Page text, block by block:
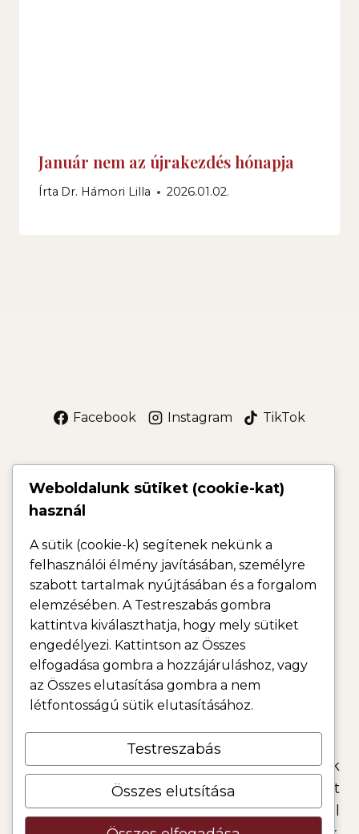
Január nem az újrakezdés hónapja
Írta Dr. Hámori Lilla 2026.01.02.
Facebook Instagram TikTok
HÍRLEVÉL
ÁLTALÁNOS SZERZŐDÉSI FELTÉTELEK
IMPRESSZUM SZERZŐI JOG FELELŐSSÉG KIZÁRÁSI
NYILATKOZAT
SÜTI (COOKIE)
2026 Dr. Hámori Lilla © Minden jog fenntartva!
Az oldalon szereplő anyagokat szerzői jog védi, Dr. Hámori Lilla
tulajdonát képezik.
A weboldalon található információk
kizárólag általános tájékoztatási célt
szolgálnak, egészséges életmóddal
Weboldalunk sütiket (cookie-kat)
használ
A sütik (cookie-k) segítenek nekünk a
felhasználói élmény javításában, személyre
szabott tartalmak nyújtásában és a forgalom
elemzésében. A Testreszabás gombra
kattintva kiválaszthatja, hogy mely sütiket
engedélyezi. Kattintson az Összes
elfogadása gombra a hozzájáruláshoz, vagy
az Összes elutasítása gombra a nem
létfontosságú sütik elutasításához.
Testreszabás
Összes elutsítása